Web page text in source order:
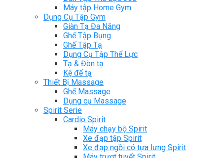
Máy tập Home Gym
Dụng Cụ Tập Gym
Giàn Tạ Đa Năng
Ghế Tập Bụng
Ghế Tập Tạ
Dụng Cụ Tập Thể Lực
Tạ & Đòn tạ
Kệ để tạ
Thiết Bị Massage
Ghế Massage
Dụng cụ Massage
Spirit Serie
Cardio Spirit
Máy chạy bộ Spirit
Xe đạp tập Spirit
Xe đạp ngồi có tựa lưng Spirit